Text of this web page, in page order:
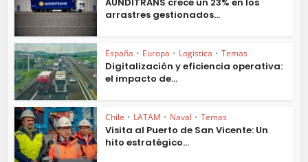
arrastres gestionados...
España • Europa • Logistica • Temas
Digitalización y eficiencia operativa:
el impacto de...
Chile • LATAM • Naval • Temas
Visita al Puerto de San Vicente: Un
hito estratégico...